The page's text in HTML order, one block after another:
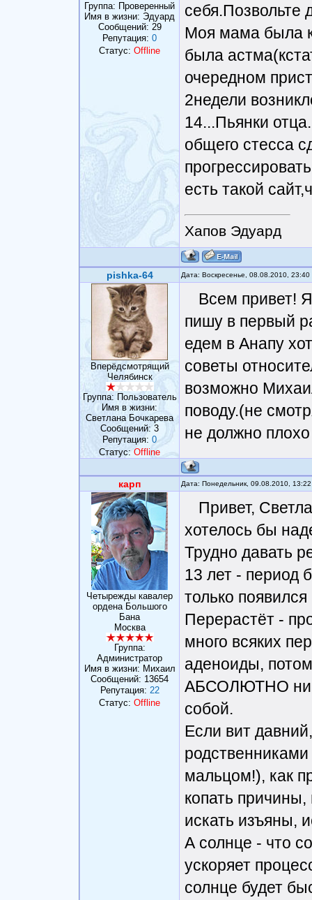
Группа: Проверенный
Имя в жизни: Эдуард
Сообщений: 29
Репутация: 0
Статус: Offline
себя.Позвольте
Моя мама была
была
очередном
2недели
14...Пьянки
общего стесса
есть такой
Хапов Эдуард
pishka-64 Дата: Воскресенье, 08.08.2010,
Вперёдсмотрящий
Челябинск
Группа: Пользователь
Имя в жизни:
Светлана Бочкарева
Сообщений: 3
Репутация: 0
Статус:Offline
Всем привет!
пишу в первый
едем в Анапу
советы
возможно
поводу.(не
не должно
карп Дата: Понедельник, 09.08.2010,
Четырежды кавалер
ордена Большого
Бана
Москва
Группа:
Администратор
Имя в жизни: Михаил
Сообщений: 13654
Репутация: 22
Статус: Offline
Привет,
хотелось бы
Трудно давать
13 лет - период
только
Перерастёт -
много всяких
аденоиды,
АБСОЛЮТНО ни
собой.
Если вит
мальцом!), как
копать
искать изъяны,
А солнце - что
ускоряет
солнце будет